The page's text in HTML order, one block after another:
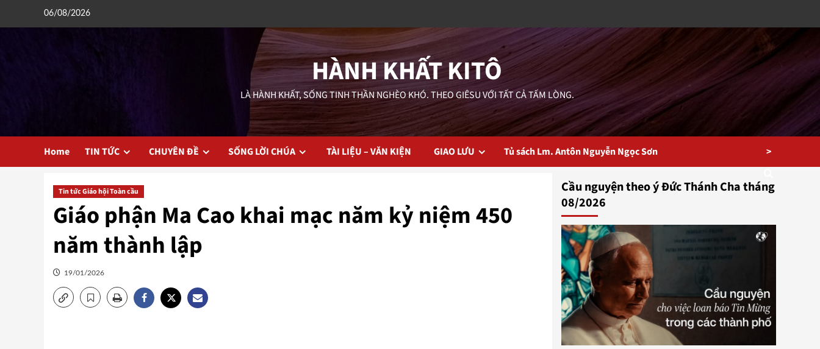
06/08/2026
HÀNH KHẤT KITÔ
LÀ HÀNH KHẤT, SỐNG TINH THẦN NGHÈO KHÓ. THEO GIÊSU VỚI TẤT CẢ TẤM LÒNG.
Home TIN TỨC CHUYÊN ĐỀ SỐNG LỜI CHÚA TÀI LIỆU – VĂN KIỆN GIAO LƯU Tủ sách Lm. Antôn Nguyễn Ngọc Sơn >
Tin tức Giáo hội Toàn cầu
Giáo phận Ma Cao khai mạc năm kỷ niệm 450
năm thành lập
19/01/2026
Cầu nguyện theo ý Đức Thánh Cha tháng
08/2026